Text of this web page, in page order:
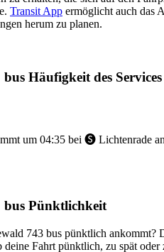
Transit App ermöglicht auch das
herum zu planen.
Häufigkeit des Services
um 04:35 bei 🅢 Lichtenrade
bus Pünktlichkeit
743 bus pünktlich ankommt?
Fahrt pünktlich, zu spät